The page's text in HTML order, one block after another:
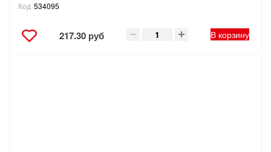
Код 534095
217.30 руб В корзину